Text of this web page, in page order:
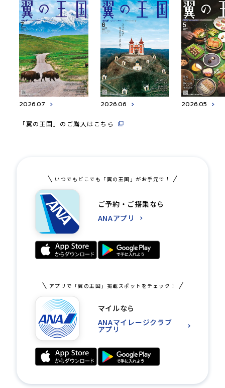
2026.07 2026.06 2026.05
「翼の王国」のご購入はこちら
いつでもどこでも「翼の王国」がお手元で！
ご予約・ご搭乗なら
ANAアプリ
アプリで「翼の王国」掲載スポットをチェック！
マイルなら
ANAマイレージクラブ
アプリ